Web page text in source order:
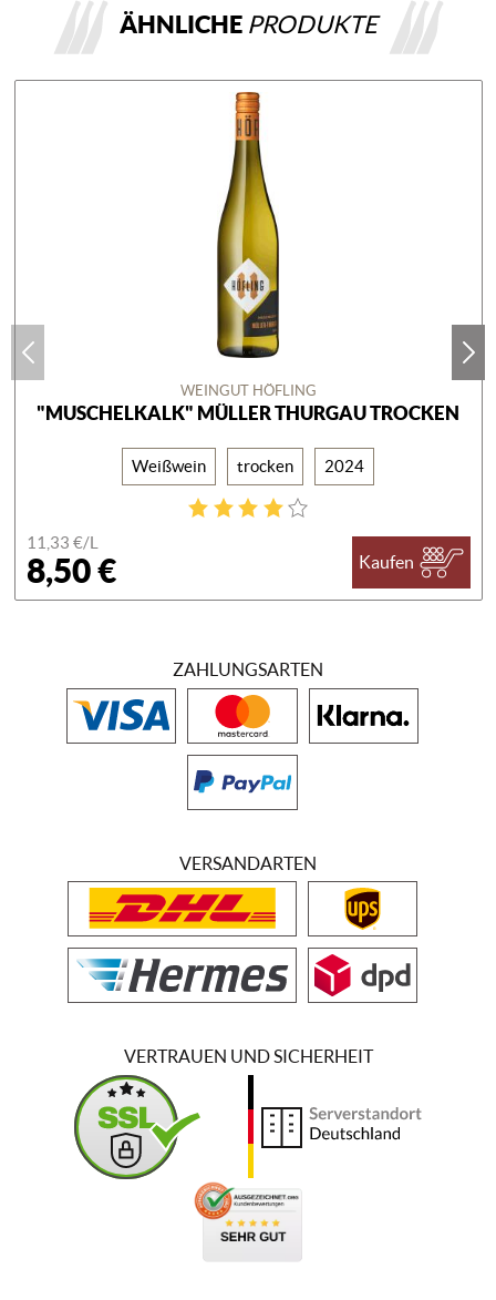
ÄHNLICHE PRODUKTE
WEINGUT HÖFLING
"MUSCHELKALK" MÜLLER THURGAU TROCKEN
Weißwein trocken 2024
11,33 €/L
8,50 € Kaufen
ZAHLUNGSARTEN
VERSANDARTEN
VERTRAUEN UND SICHERHEIT